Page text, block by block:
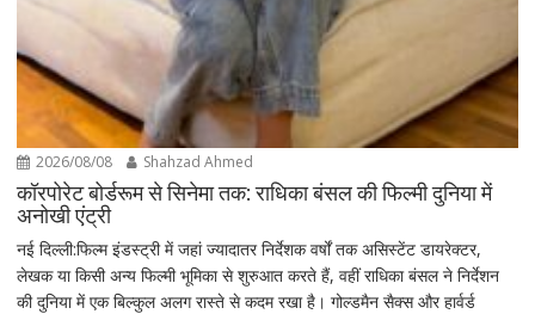
2026/08/08 Shahzad Ahmed
कॉरपोरेट बोर्डरूम से सिनेमा तक: राधिका बंसल की फिल्मी दुनिया में
अनोखी एंट्री
नई दिल्ली:फिल्म इंडस्ट्री में जहां ज्यादातर निर्देशक वर्षों तक असिस्टेंट डायरेक्टर,
लेखक या किसी अन्य फिल्मी भूमिका से शुरुआत करते हैं, वहीं राधिका बंसल ने निर्देशन
की दुनिया में एक बिल्कुल अलग रास्ते से कदम रखा है। गोल्डमैन सैक्स और हार्वर्ड